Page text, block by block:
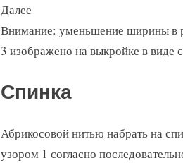
Далее
Внимание: уменьшение ширины в
3 изображено на выкройке в виде
Спинка
Абрикосовой нитью набрать на
узором 1 согласно